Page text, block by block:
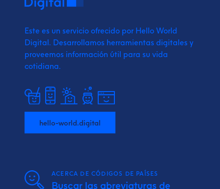
Este es un servicio ofrecido por Hello World
Digital. Desarrollamos herramientas digitales y
proveemos información útil para su vida
cotidiana.
hello-world.digital
ACERCA DE CÓDIGOS DE PAÍSES
Buscar las abreviaturas de